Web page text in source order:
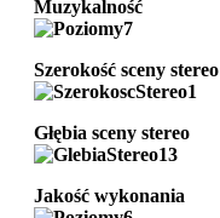
Muzykalność
Szerokość sceny stereo
Głębia sceny stereo
Jakość wykonania